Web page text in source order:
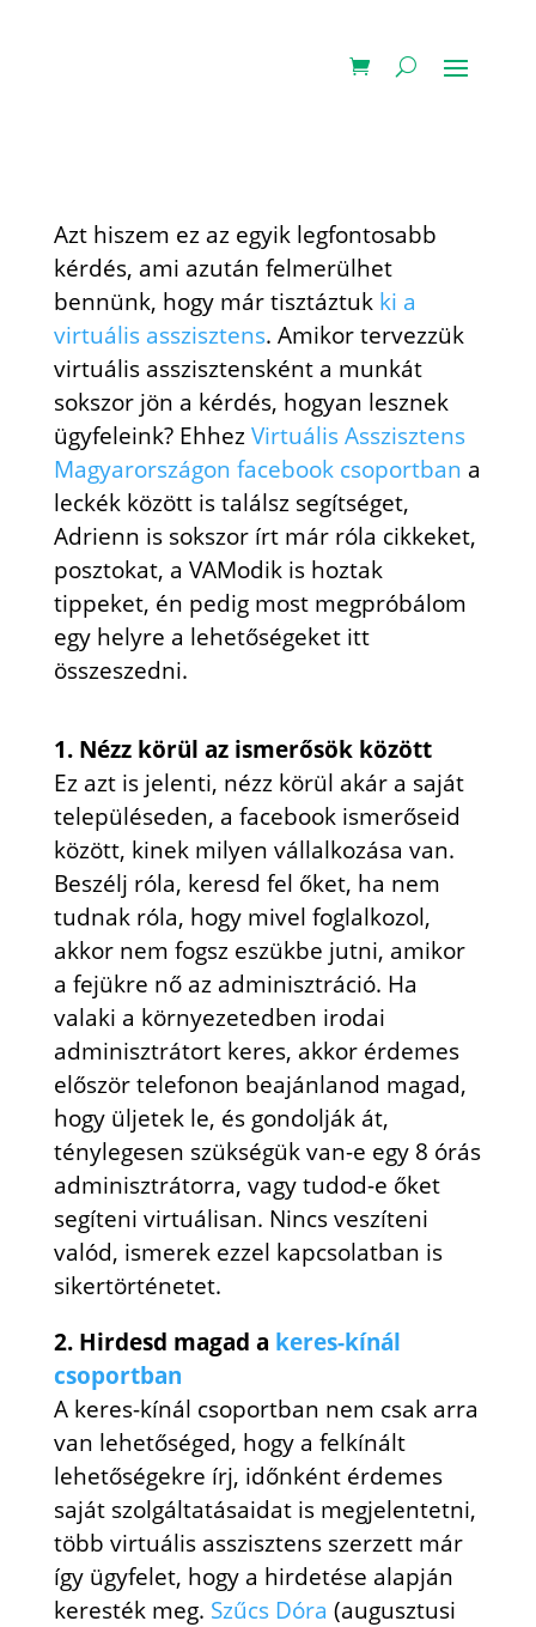
Azt hiszem ez az egyik legfontosabb
kérdés, ami azután felmerülhet
bennünk, hogy már tisztáztuk ki a
virtuális asszisztens. Amikor tervezzük
virtuális asszisztensként a munkát
sokszor jön a kérdés, hogyan lesznek
ügyfeleink? EhhezVirtuális Asszisztens
Magyarországon facebook csoportban a
leckék között is találsz segítséget,
Adrienn is sokszor írt már róla cikkeket,
posztokat, a VAModik is hoztak
tippeket, én pedig most megpróbálom
egy helyre a lehetőségeket itt
összeszedni.
1. Nézz körül az ismerősök között
Ez azt is jelenti, nézz körül akár a saját
településeden, a facebook ismerőseid
között, kinek milyen vállalkozása van.
Beszélj róla, keresd fel őket, ha nem
tudnak róla, hogy mivel foglalkozol,
akkor nem fogsz eszükbe jutni, amikor
a fejükre nő az adminisztráció. Ha
valaki a környezetedben irodai
adminisztrátort keres, akkor érdemes
először telefonon beajánlanod magad,
hogy üljetek le, és gondolják át,
ténylegesen szükségük van-e egy 8 órás
adminisztrátorra, vagy tudod-e őket
segíteni virtuálisan. Nincs veszíteni
valód, ismerek ezzel kapcsolatban is
sikertörténetet.
2. Hirdesd magad a keres-kínál
csoportban
A keres-kínál csoportban nem csak arra
van lehetőséged, hogy a felkínált
lehetőségekre írj, időnként érdemes
saját szolgáltatásaidat is megjelentetni,
több virtuális asszisztens szerzett már
így ügyfelet, hogy a hirdetése alapján
keresték meg. Szűcs Dóra (augusztusi